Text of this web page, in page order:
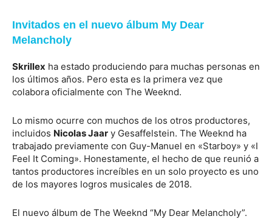
Invitados en el nuevo álbum My Dear
Melancholy
Skrillex ha estado produciendo para muchas personas en
los últimos años. Pero esta es la primera vez que
colabora oficialmente con The Weeknd.
Lo mismo ocurre con muchos de los otros productores,
incluidos Nicolas Jaar y Gesaffelstein. The Weeknd ha
trabajado previamente con Guy-Manuel en «Starboy» y «I
Feel It Coming». Honestamente, el hecho de que reunió a
tantos productores increíbles en un solo proyecto es uno
de los mayores logros musicales de 2018.
El nuevo álbum de The Weeknd “My Dear Melancholy”.